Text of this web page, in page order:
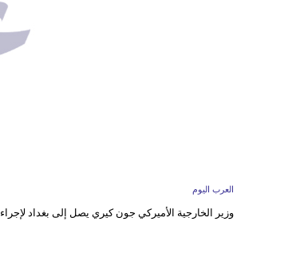
العرب اليوم
وزير الخارجية الأميركي جون كيري يصل إلى بغداد